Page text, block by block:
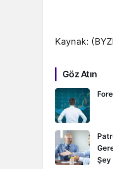
Kaynak:
Göz Atın
Şey